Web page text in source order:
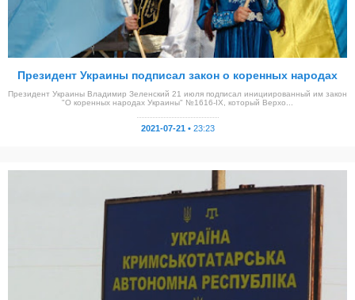
Президент Украины подписал закон о коренных народах
Президент Украины Владимир Зеленский 21 июля подписал инициированный им закон
"О коренных народах Украины" №1616-IX, который Верхо...
2021-07-21 • 23:23